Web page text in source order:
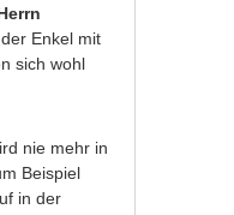
Enkel mit
sich wohl
nie mehr in
Beispiel
in der